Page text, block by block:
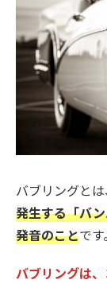
バブリングとは
発生する「バ
発音のことです。
バブリングは